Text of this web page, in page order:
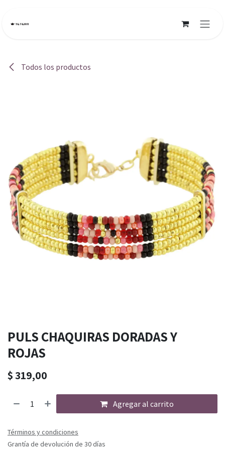
Todos los productos
PULS CHAQUIRAS DORADAS Y
ROJAS
$319,00
Agregar al carrito
Términos y condiciones
Grantía de devolución de 30 días